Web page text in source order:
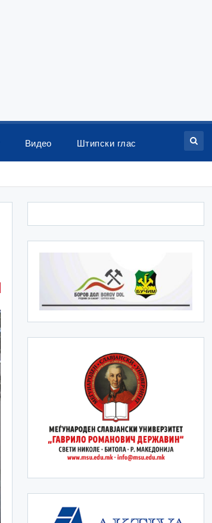
Видео Штипски глас